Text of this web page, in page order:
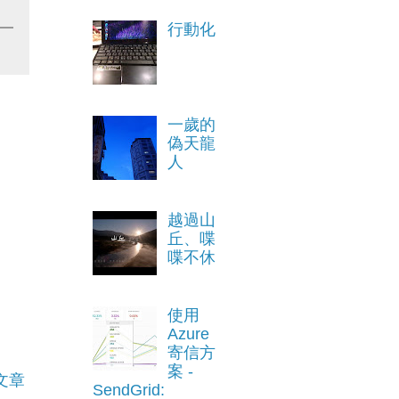
章
行動化
一歲的
偽天龍
人
越過山
丘、喋
喋不休
使用
Azure
寄信方
案 -
SendGrid: